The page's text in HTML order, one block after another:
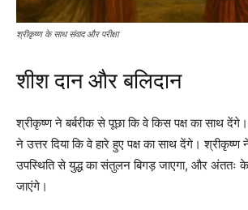
श्रीकृष्ण के साथ संवाद और परीक्षा
शीश दान और बलिदान
श्रीकृष्ण ने बर्बरीक से पूछा कि वे किस पक्ष का साथ
ने उत्तर दिया कि वे हारे हुए पक्ष का साथ देंगे।
उपस्थिति से युद्ध का संतुलन बिगड़ जाएगा, और अंततः
जाएंगे।